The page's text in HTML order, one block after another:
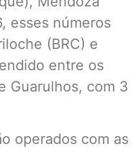
esses números
(BRC) e
entre os
Guarulhos, com 3
operados com as